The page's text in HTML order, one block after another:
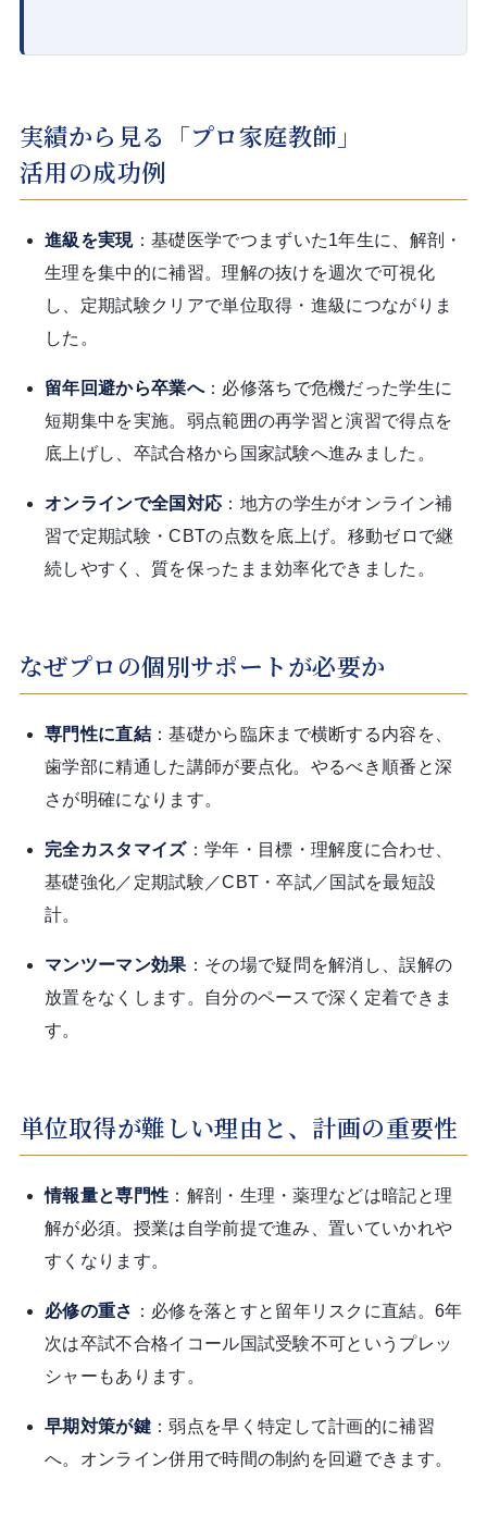
実績から見る「プロ家庭教師」
活用の成功例
進級を実現：基礎医学でつまずいた1年生に、解剖・
生理を集中的に補習。理解の抜けを週次で可視化
し、定期試験クリアで単位取得・進級につながりま
した。
留年回避から卒業へ：必修落ちで危機だった学生に
短期集中を実施。弱点範囲の再学習と演習で得点を
底上げし、卒試合格から国家試験へ進みました。
オンラインで全国対応 ：地方の学生がオンライン補
習で定期試験・CBTの点数を底上げ。移動ゼロで継
続しやすく、質を保ったまま効率化できました。
なぜプロの個別サポートが必要か
専門性に直結 ：基礎から臨床まで横断する内容を、
歯学部に精通した講師が要点化。やるべき順番と深
さが明確になります。
完全カスタマイズ：学年・目標・理解度に合わせ、
基礎強化／定期試験／CBT・卒試／国試を最短設
計。
マンツーマン効果 ：その場で疑問を解消し、誤解の
放置をなくします。自分のペースで深く定着できま
す。
単位取得が難しい理由と、計画の重要性
情報量と専門性 ：解剖・生理・薬理などは暗記と理
解が必須。授業は自学前提で進み、置いていかれや
すくなります。
必修の重さ ：必修を落とすと留年リスクに直結。6年
次は卒試不合格イコール国試受験不可というプレッ
シャーもあります。
早期対策が鍵 ：弱点を早く特定して計画的に補習
へ。オンライン併用で時間の制約を回避できます。